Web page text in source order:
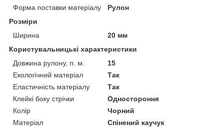
Форма поставки матеріалу
Рулон
Розміри
Ширина
20 мм
Користувальницькі характеристики
Довжина рулону, п. м.
15
Екологічний матеріал
Так
Еластичність матеріалу
Так
Клейкі боку стрічки
Одностороння
Колір
Чорний
Матеріал
Спінений каучук